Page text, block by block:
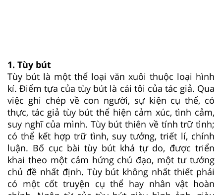
1. Tùy bút
Tùy bút là một thể loại văn xuôi thuộc loại hình
kí. Điểm tựa của tùy bút là cái tôi của tác giả. Qua
việc ghi chép về con người, sự kiện cụ thể, có
thực, tác giả tùy bút thể hiện cảm xúc, tình cảm,
suy nghĩ của mình. Tùy bút thiên về tính trữ tình;
có thể kết hợp trữ tình, suy tưởng, triết lí, chính
luận. Bố cục bài tùy bút khá tự do, được triển
khai theo một cảm hứng chủ đạo, một tư tưởng
chủ đề nhất định. Tùy bút không nhất thiết phải
có một cốt truyện cụ thể hay nhân vật hoàn